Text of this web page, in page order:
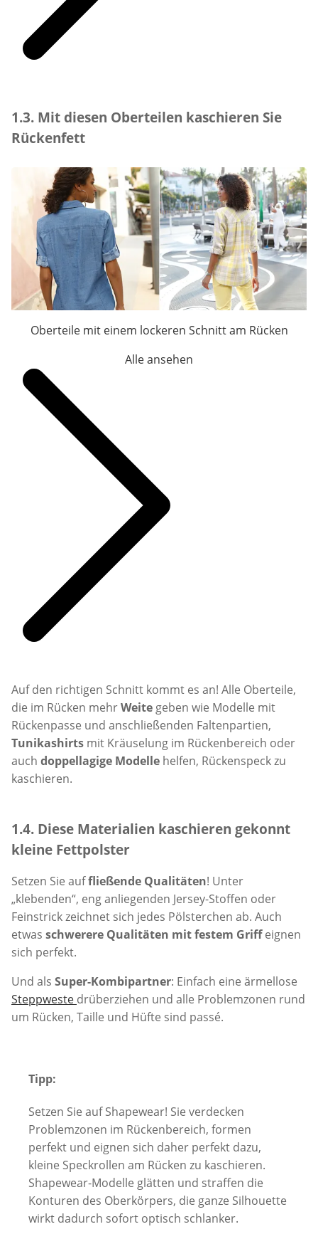
1.3. Mit diesen Oberteilen kaschieren Sie
Rückenfett
Oberteile mit einem lockeren Schnitt am Rücken
Alle ansehen
Auf den richtigen Schnitt kommt es an! Alle Oberteile,
die im Rücken mehrWeite geben wie Modelle mit
Rückenpasse und anschließenden Faltenpartien,
Tunikashirts mit Kräuselung im Rückenbereich oder
auch doppellagige Modelle helfen, Rückenspeck zu
kaschieren.
1.4. Diese Materialien kaschieren gekonnt
kleine Fettpolster
Setzen Sie auffließende Qualitäten! Unter
„klebenden“, eng anliegenden Jersey-Stoffen oder
Feinstrick zeichnet sich jedes Pölsterchen ab. Auch
etwas schwerere Qualitäten mit festem Griffeignen
sich perfekt.
Und als Super-Kombipartner: Einfach eine ärmellose
Steppweste drüberziehen und alle Problemzonen rund
um Rücken, Taille und Hüfte sind passé.
Tipp:
Setzen Sie auf Shapewear! Sie verdecken
Problemzonen im Rückenbereich, formen
perfekt und eignen sich daher perfekt dazu,
kleine Speckrollen am Rücken zu kaschieren.
Shapewear-Modelle glätten und straffen die
Konturen des Oberkörpers, die ganze Silhouette
wirkt dadurch sofort optisch schlanker.